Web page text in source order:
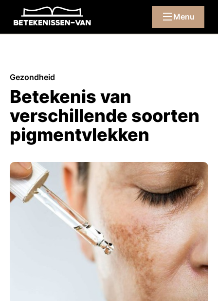
Menu
Gezondheid
Betekenis van
verschillende soorten
pigmentvlekken